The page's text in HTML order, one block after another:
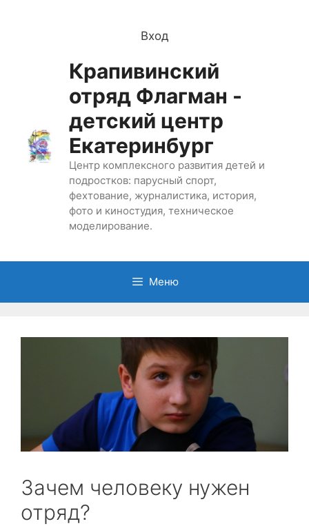
Вход
Крапивинский
отряд Флагман -
детский центр
Екатеринбург
Центр комплексного развития детей и
подростков: парусный спорт,
фехтование, журналистика, история,
фото и киностудия, техническое
моделирование.
Меню
Зачем человеку нужен
отряд?